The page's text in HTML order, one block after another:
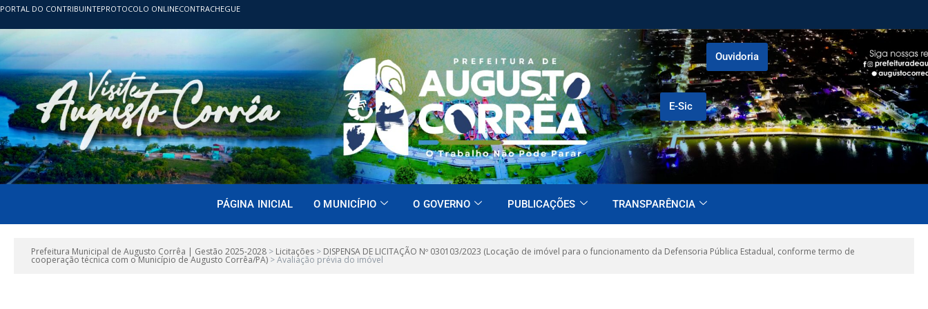
PORTAL DO CONTRIBUINTEPROTOCOLO ONLINECONTRACHEGUE
E-Sic
Ouvidoria
PÁGINA INICIAL O MUNICÍPIO O GOVERNO PUBLICAÇÕES TRANSPARÊNCIA
Prefeitura Municipal de Augusto Corrêa | Gestão 2025-2028 > Licitações > DISPENSA DE LICITAÇÃO Nº 030103/2023 (Locação de imóvel para o funcionamento da Defensoria Pública Estadual, conforme termo de
cooperação técnica com o Município de Augusto Corrêa/PA) >Avaliação prévia do imóvel